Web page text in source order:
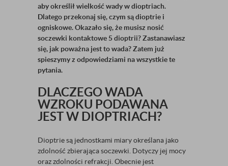
aby określił wielkość wady w dioptriach.
Dlatego przekonaj się, czym są dioptrie i
ogniskowe. Okazało się, że musisz nosić
soczewki kontaktowe 5 dioptrii? Zastanawiasz
się, jak poważna jest to wada? Zatem już
spieszymy z odpowiedziami na wszystkie te
pytania.
DLACZEGO WADA
WZROKU PODAWANA
JEST W DIOPTRIACH?
Dioptrie są jednostkami miary określana jako
zdolność zbierająca soczewki. Dotyczy jej mocy
oraz zdolności refrakcji. Obecnie jest